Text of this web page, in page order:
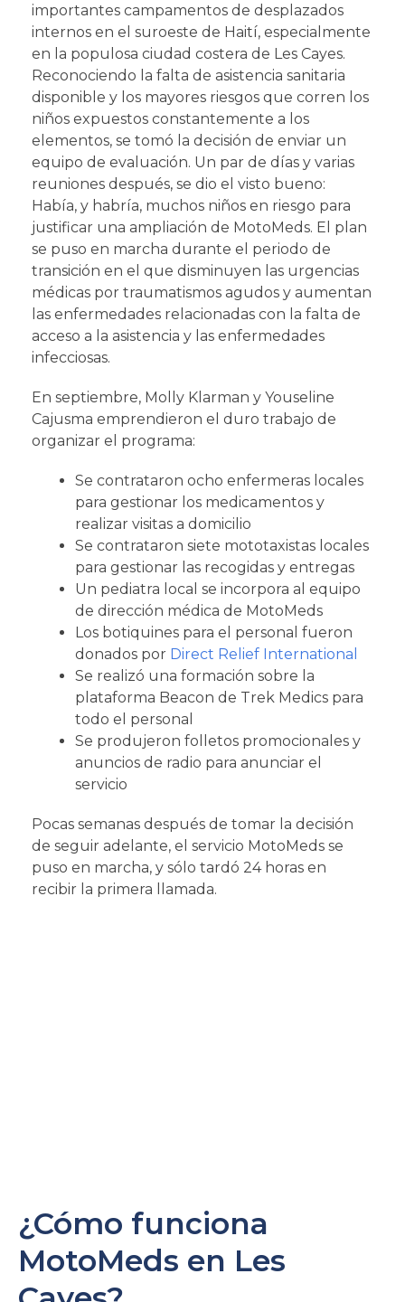
importantes campamentos de desplazados
internos en el suroeste de Haití, especialmente
en la populosa ciudad costera de Les Cayes.
Reconociendo la falta de asistencia sanitaria
disponible y los mayores riesgos que corren los
niños expuestos constantemente a los
elementos, se tomó la decisión de enviar un
equipo de evaluación. Un par de días y varias
reuniones después, se dio el visto bueno:
Había, y habría, muchos niños en riesgo para
justificar una ampliación de MotoMeds. El plan
se puso en marcha durante el periodo de
transición en el que disminuyen las urgencias
médicas por traumatismos agudos y aumentan
las enfermedades relacionadas con la falta de
acceso a la asistencia y las enfermedades
infecciosas.
En septiembre, Molly Klarman y Youseline
Cajusma emprendieron el duro trabajo de
organizar el programa:
Se contrataron ocho enfermeras locales
para gestionar los medicamentos y
realizar visitas a domicilio
Se contrataron siete mototaxistas locales
para gestionar las recogidas y entregas
Un pediatra local se incorpora al equipo
de dirección médica de MotoMeds
Los botiquines para el personal fueron
donados por Direct Relief International
Se realizó una formación sobre la
plataforma Beacon de Trek Medics para
todo el personal
Se produjeron folletos promocionales y
anuncios de radio para anunciar el
servicio
Pocas semanas después de tomar la decisión
de seguir adelante, el servicio MotoMeds se
puso en marcha, y sólo tardó 24 horas en
recibir la primera llamada.
¿Cómo funciona
MotoMeds en Les